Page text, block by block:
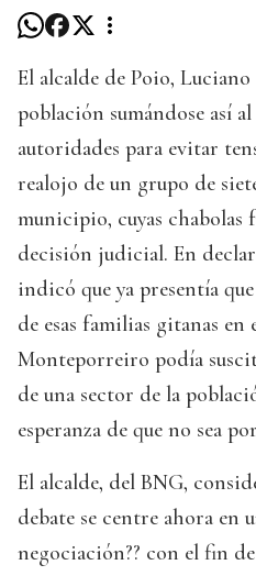
El alcalde de Poio,
población sumándose así
autoridades para evitar
realojo de un grupo de
municipio, cuyas chabolas
decisión judicial. En
indicó que ya presentía
de esas familias gitanas
Monteporreiro podía
de una sector de la
esperanza de que no sea
El alcalde, del BNG,
debate se centre ahora en
negociación?? con el fin